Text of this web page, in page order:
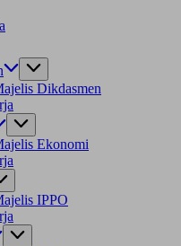
Dikdasmen
Ekonomi
IPPO